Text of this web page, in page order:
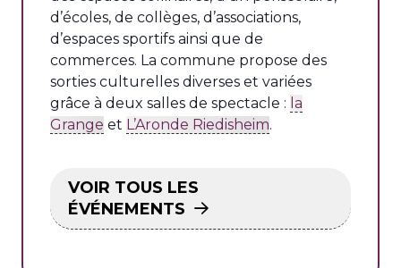
d’écoles, de collèges, d’associations,
d’espaces sportifs ainsi que de
commerces. La commune propose des
sorties culturelles diverses et variées
grâce à deux salles de spectacle : la
Grange et L’Aronde Riedisheim.
VOIR TOUS LES
ÉVÉNEMENTS